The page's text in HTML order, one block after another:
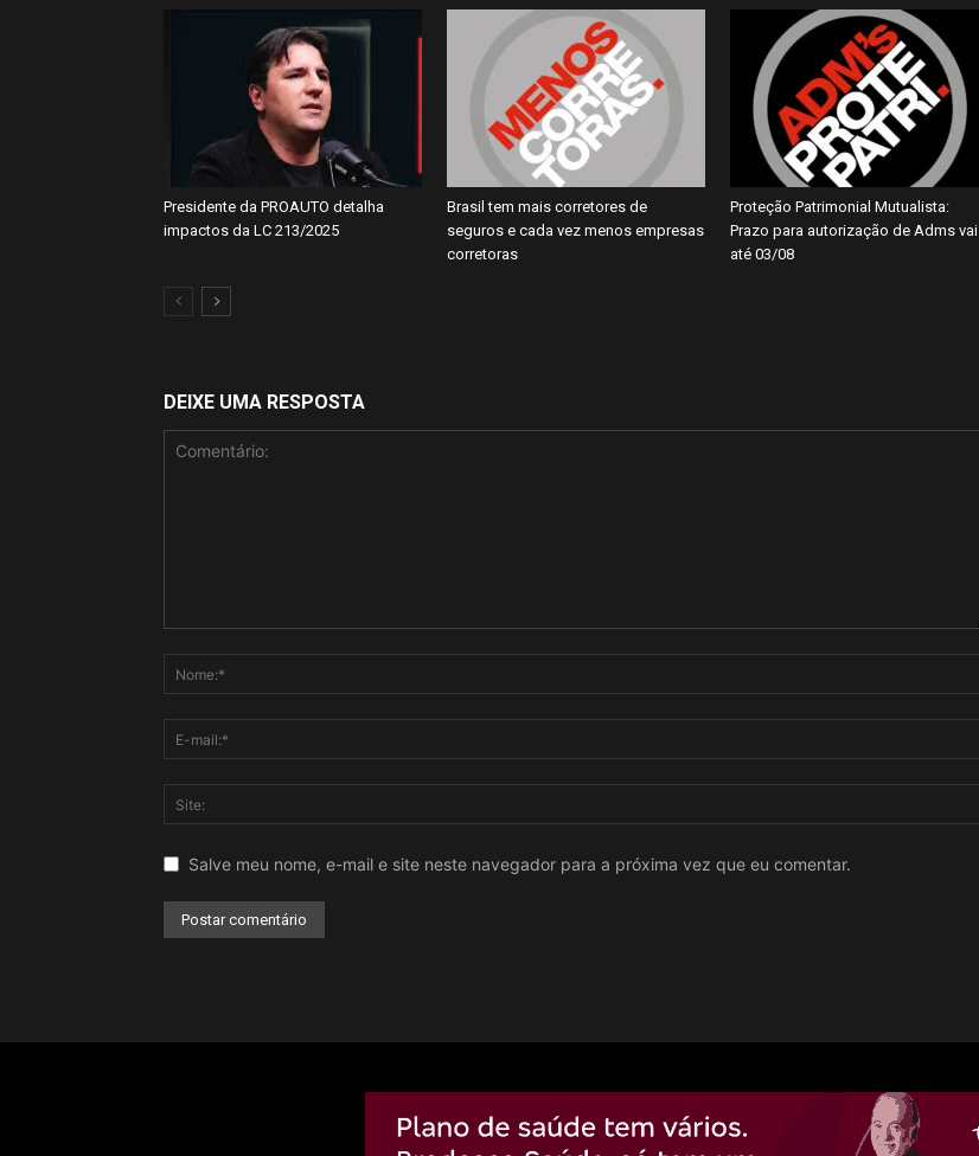
Presidente da PROAUTO detalha
impactos da LC 213/2025
Brasil tem mais corretores de
seguros e cada vez menos empresas
corretoras
Proteção Patrimonial Mutualista:
Prazo para autorização de Adms vai
até 03/08
DEIXE UMA RESPOSTA
Salve meu nome, e-mail e site neste navegador para a próxima vez que eu comentar.